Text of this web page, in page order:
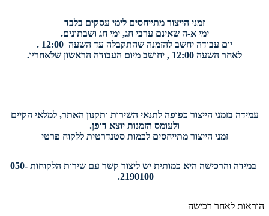
זמני הייצור מתייחסים לימי עסקים בלבד
ימי א-ה שאינם ערבי חג, ימי חג ושבתונים.
יום עבודה יחשב להזמנה שהתקבלה עד השעה 12:00 .
לאחר השעה 12:00 , יחושב מיום העבודה הראשון שלאחריו.
עמידה בזמני הייצור כפופה לתנאי השירות ותקנון האתר, למלאי הקיים
ולעומס הזמנות יוצא דופן.
זמני הייצור מתייחסים לכמות סטנדרטית ללקוח פרטי
במידה והרכישה היא כמותית יש ליצור קשר עם שירות הלקוחות 050-
2190100.
הוראות לאחר רכישה